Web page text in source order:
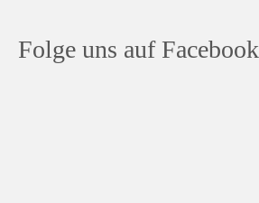
Folge uns auf Facebook